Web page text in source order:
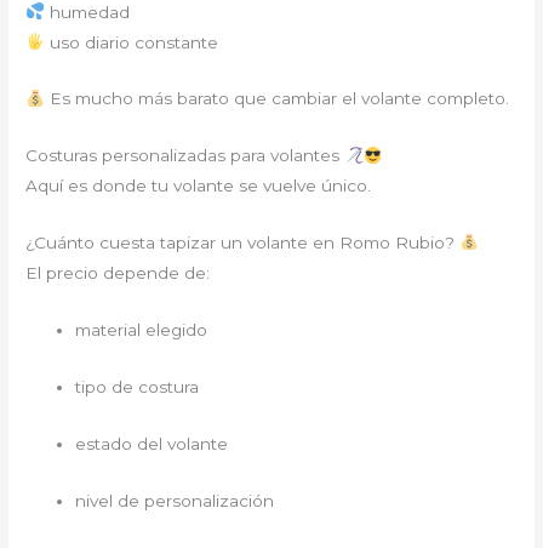
humedad
uso diario constante
Es mucho más barato que cambiar el volante completo.
Costuras personalizadas para volantes
Aquí es donde tu volante se vuelve único.
¿Cuánto cuesta tapizar un volante en Romo Rubio?
El precio depende de:
material elegido
tipo de costura
estado del volante
nivel de personalización